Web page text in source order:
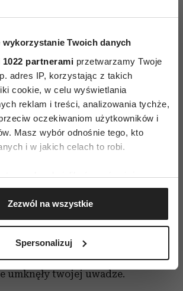
Twoich danych
1022 partnerami przetwarzamy Twoje
adres IP, korzystając z takich
cookie, w celu wyświetlania
reklam i treści, analizowania tychże,
oczekiwaniom użytkowników i
Masz wybór odnośnie tego, kto
i w jakich celach to robi.
to zgodę, chcielibyśmy również:
dane dotyczące Twojej lokalizacji
z dokładnością nawet do kilku metrów
Twoje urządzenie, aktywnie
czyli wirtualny odcisk palca)
oraz ustaw własne preferencje w
Zezwól na wszystkie
Spersonalizuj
informacje o ponad 22 500
wiadomości ogranicz do
na bieżąco
na przeglądanie gazet czy
Aplikacja upday jest
któremu poświęcony czas
rodzaju informacji możesz
do minimum. Dzięki
specjalnie dla
że wybierzesz kategorie
temat których chciałabyś
Jednocześnie
dba o to, by także najważniejsze
umknęły twojej uwadze.